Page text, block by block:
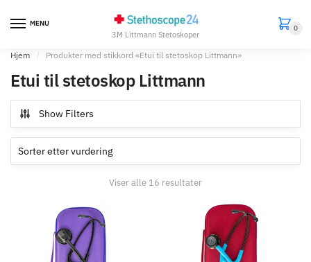
MENU
3M Littmann Stetoskoper
0
Hjem / Produkter med stikkord «Etui til stetoskop Littmann»
Etui til stetoskop Littmann
Show Filters
Viser alle 16 resultaterSortert
gjennomsnitlig
vurdering